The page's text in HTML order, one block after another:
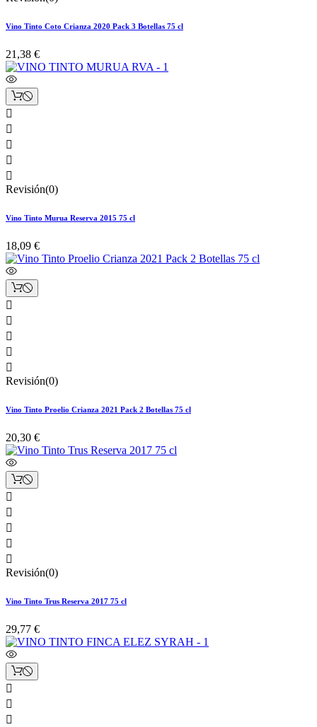
Vino Tinto Coto Crianza 2020 Pack 3 Botellas 75 cl
21,38 €





Revisión(0)
Vino Tinto Murua Reserva 2015 75 cl
18,09 €





Revisión(0)
Vino Tinto Proelio Crianza 2021 Pack 2 Botellas 75 cl
20,30 €





Revisión(0)
Vino Tinto Trus Reserva 2017 75 cl
29,77 €


